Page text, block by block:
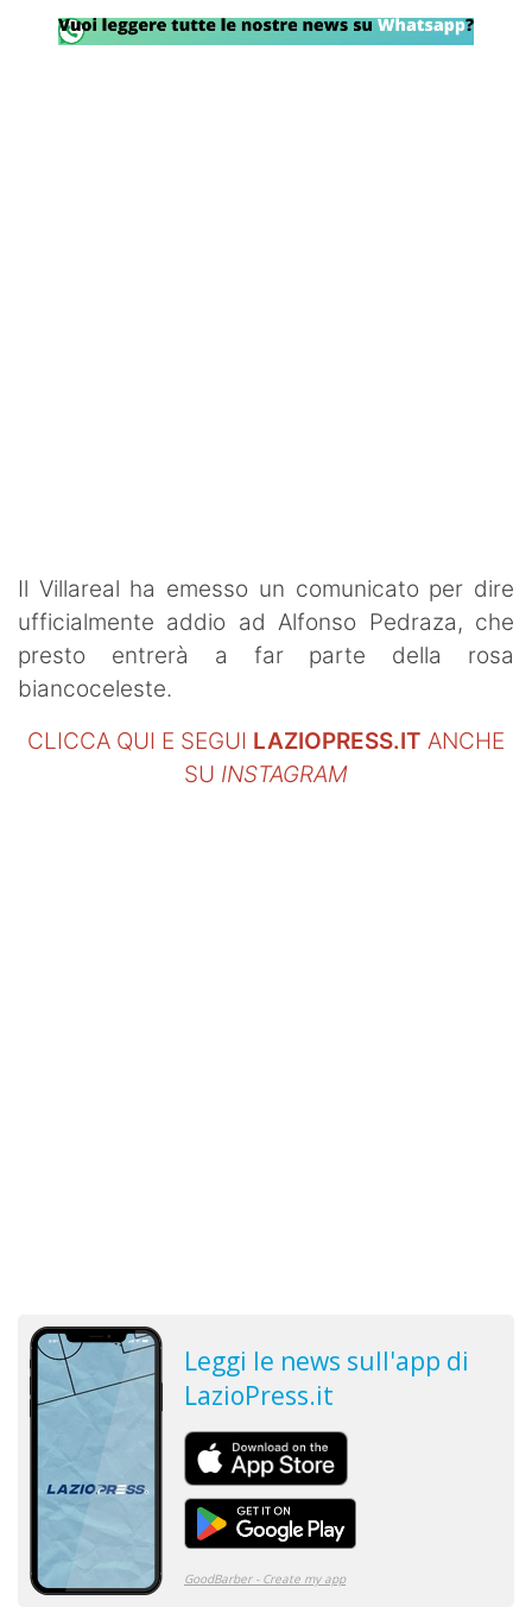
SHOP LAZIO
Il Villareal ha emesso un comunicato per dire
ufficialmente addio ad Alfonso Pedraza, che
presto entrerà a far parte della rosa
biancoceleste.
CLICCA QUI E SEGUI LAZIOPRESS.IT ANCHE
SU INSTAGRAM